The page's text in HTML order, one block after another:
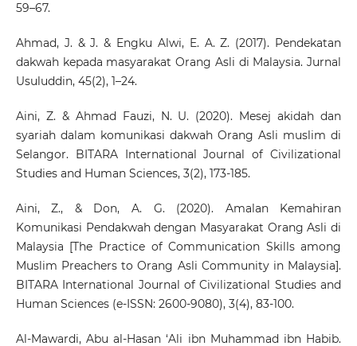
59–67.
Ahmad, J. & J. & Engku Alwi, E. A. Z. (2017). Pendekatan
dakwah kepada masyarakat Orang Asli di Malaysia. Jurnal
Usuluddin, 45(2), 1–24.
Aini, Z. & Ahmad Fauzi, N. U. (2020). Mesej akidah dan
syariah dalam komunikasi dakwah Orang Asli muslim di
Selangor. BITARA International Journal of Civilizational
Studies and Human Sciences, 3(2), 173-185.
Aini, Z., & Don, A. G. (2020). Amalan Kemahiran
Komunikasi Pendakwah dengan Masyarakat Orang Asli di
Malaysia [The Practice of Communication Skills among
Muslim Preachers to Orang Asli Community in Malaysia].
BITARA International Journal of Civilizational Studies and
Human Sciences (e-ISSN: 2600-9080), 3(4), 83-100.
Al-Mawardi, Abu al-Hasan ‘Ali ibn Muhammad ibn Habib.